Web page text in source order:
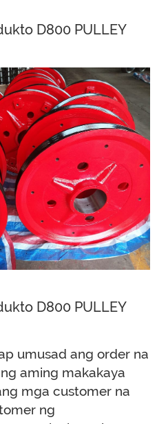
D800 PULLEY
D800 PULLEY
umusad ang order na
aming makakaya
mga customer na
ng